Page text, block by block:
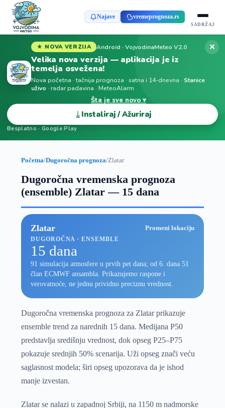
Najave vremeprognoza.rs
SADRŽAJ
★ NOVA VERZIJA Android · VojvodinaMeteo V2.0
Velika nova verzija — aplikacija je iz
temelja osvežena!
Nova početna · tačnija prognoza · satna i 14-dnevna · Stanice
uživo · radar padavina · MeteoAlarm
Šta je sve novo ▾
⤓ Instaliraj / Ažuriraj
Besplatno · Google Play
✕
Početna/Dugoročna prognoza/Zlatar
Dugoročna vremenska prognoza
(ensemble) Zlatar — 15 dana
Zlatar Promeni lokaciju
DUGOROČNA · ENSEMBLE
15 dana
91 simulacija atmosfere u prvih pet dana; od 6. dana 51
član ECMWF ansambla. Prikazujemo raspone i
verovatnoće, ne jednu prividno preciznu vrednost.
Dugoročna vremenska prognoza za Zlatar prikazuje
ensemble trend za narednih 15 dana. Medijana P50
predstavlja središnju vrednost, dok opseg P25–P75
pokazuje srednjih 50% scenarija. Uži opseg znači veću
saglasnost modela; širi opseg upozorava da je ishod
manje izvestan.
Zlatar se nalazi u zapadnoj Srbiji, na 1150 m nadmorske